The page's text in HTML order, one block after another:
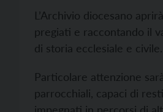
L’Archivio diocesano
pregiati e raccontando il
di storia ecclesiale e civile.
Particolare attenzione
parrocchiali, capaci di